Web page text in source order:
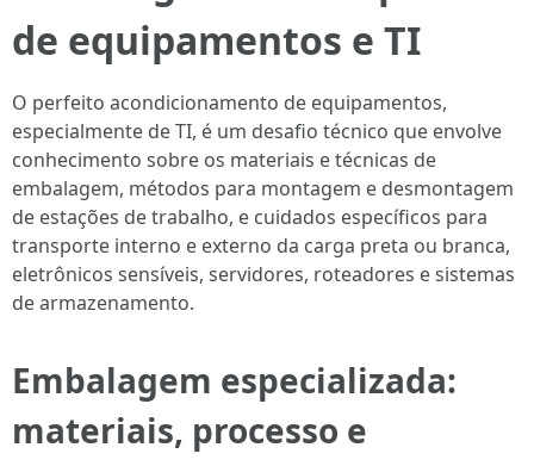
de equipamentos e TI
O perfeito acondicionamento de equipamentos,
especialmente de TI, é um desafio técnico que envolve
conhecimento sobre os materiais e técnicas de
embalagem, métodos para montagem e desmontagem
de estações de trabalho, e cuidados específicos para
transporte interno e externo da carga preta ou branca,
eletrônicos sensíveis, servidores, roteadores e sistemas
de armazenamento.
Embalagem especializada:
materiais, processo e